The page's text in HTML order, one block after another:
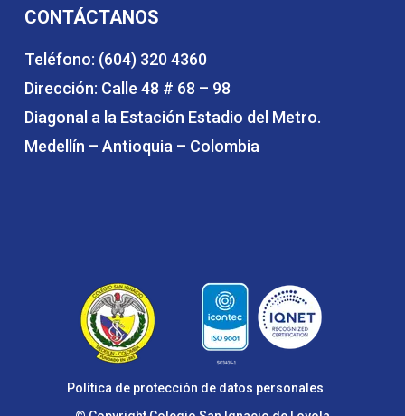
CONTÁCTANOS
Teléfono: (604) 320 4360
Dirección: Calle 48 # 68 – 98
Diagonal a la Estación Estadio del Metro.
Medellín – Antioquia – Colombia
Política de protección de datos personales